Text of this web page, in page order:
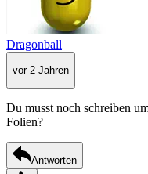
Dragonball
vor 2 Jahren
Du musst noch schreiben
Folien?
Antworten